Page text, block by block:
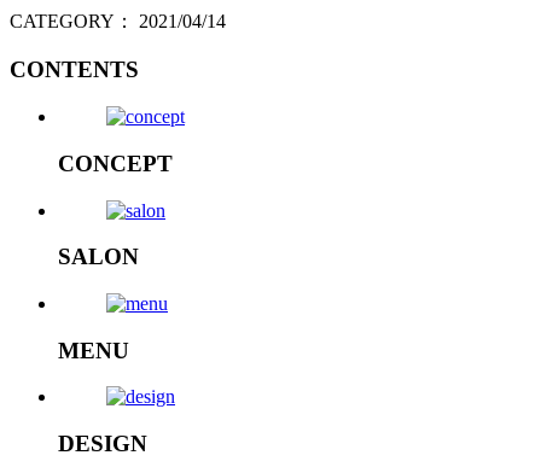
CATEGORY： 2021/04/14
CONTENTS
CONCEPT
SALON
MENU
DESIGN